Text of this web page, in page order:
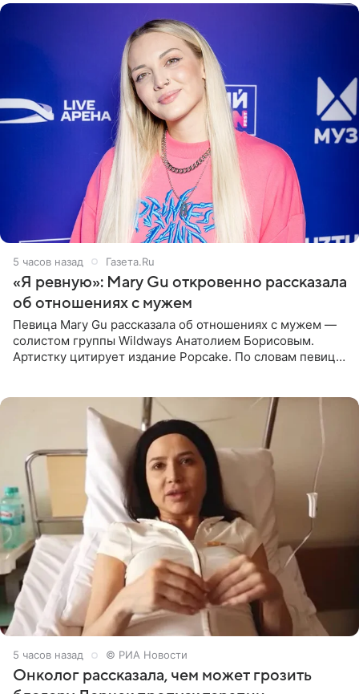
5 часов назад Газета.Ru
«Я ревную»: Mary Gu откровенно рассказала
об отношениях с мужем
Певица Mary Gu рассказала об отношениях с мужем —
солистом группы Wildways Анатолием Борисовым.
Артистку цитирует издание Popcake. По словам певицы,
5 часов назад © РИА Новости
Онколог рассказала, чем может грозить